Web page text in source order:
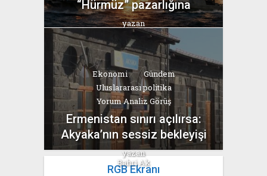
“Hürmüz” pazarlığına
yazan
Bahri Ak
Ekonomi
Gündem
Uluslararası politika
Yorum Analiz Görüş
Ermenistan sınırı açılırsa:
Akyaka’nın sessiz bekleyişi
yazan
Bahri Ak
RGB Ekranı